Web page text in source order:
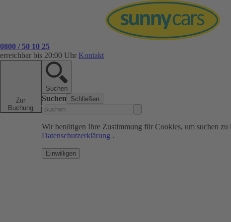
0800 / 50 10 25
erreichbar bis 20:00 Uhr Kontakt
Zur
Buchung
Suchen
Suchen Schließen
Wir benötigen Ihre Zustimmung für Cookies, um suchen
Datenschutzerklärung .
Einwilligen